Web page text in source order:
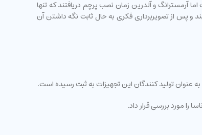
آرمسترانگ و آلدرین زمان نصب پرچم دریافتند که تنها
پس از تصویربرداری فکری به حال ثابت نگه داشتن آن
عنوان تولید کنندگان این تجهیزات به ثبت رسیده است.